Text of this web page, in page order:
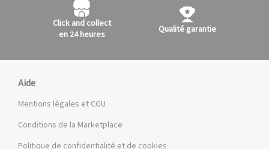
Click and collect
en 24 heures
Qualité garantie
Aide
Mentions légales et CGU
Conditions de la Marketplace
Politique de confidentialité et de cookies